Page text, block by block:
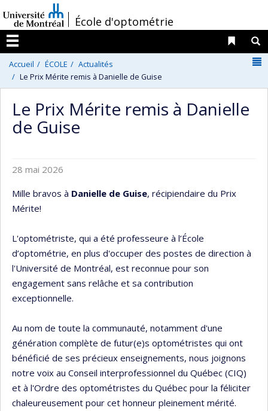
au
contenu
/École d'optométrie
Menu
Liens
Accueil ÉCOLE
Actualités
Le Prix Mérite remis à Danielle de Guise
Le Prix Mérite remis à Danielle
de Guise
28 mai 2026
Mille bravos à Danielle de Guise, récipiendaire du Prix
Mérite!
L'optométriste, qui a été professeure à l’École
d’optométrie, en plus d'occuper des postes de direction à
l'Université de Montréal, est reconnue pour son
engagement sans relâche et sa contribution
exceptionnelle.
Au nom de toute la communauté, notamment d'une
génération complète de futur(e)s optométristes qui ont
bénéficié de ses précieux enseignements, nous joignons
notre voix au Conseil interprofessionnel du Québec (CIQ)
et à l'Ordre des optométristes du Québec pour la féliciter
chaleureusement pour cet honneur pleinement mérité.